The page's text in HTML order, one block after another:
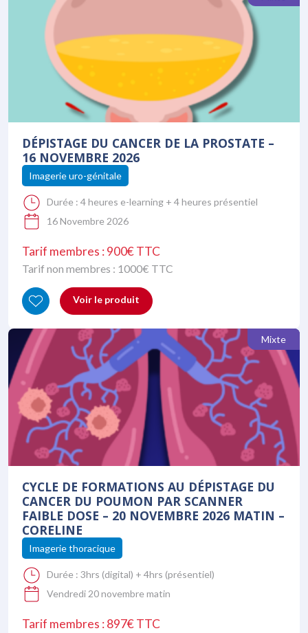
DÉPISTAGE DU CANCER DE LA PROSTATE –
16 NOVEMBRE 2026
Imagerie uro-génitale
Durée : 4 heures e-learning + 4 heures présentiel
16 Novembre 2026
Tarif membres : 900€ TTC
Tarif non membres : 1000€ TTC
Voir le produit
Mixte
CYCLE DE FORMATIONS AU DÉPISTAGE DU
CANCER DU POUMON PAR SCANNER
FAIBLE DOSE – 20 NOVEMBRE 2026 MATIN –
CORELINE
Imagerie thoracique
Durée : 3hrs (digital) + 4hrs (présentiel)
Vendredi 20 novembre matin
Tarif membres : 897€ TTC